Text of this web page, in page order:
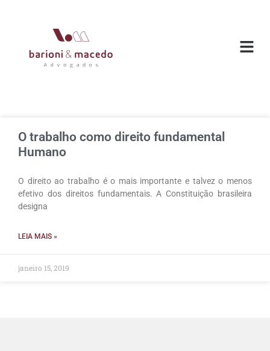
O trabalho como direito fundamental
Humano
O direito ao trabalho é o mais importante e talvez o menos
efetivo dos direitos fundamentais. A Constituição brasileira
designa
LEIA MAIS »
janeiro 15, 2019